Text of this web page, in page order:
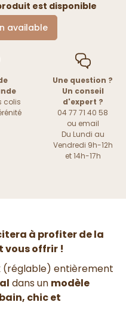
est disponible
available
colis
Une question ?
Un conseil
d'expert ?
04 77 71 40 58
ou email
Du Lundi au
Vendredi 9h-12h
et 14h-17h
à profiter de la
vous offrir !
(réglable) entièrement
dans un modèle
chic et